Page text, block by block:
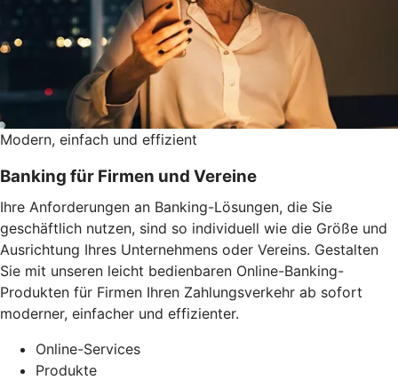
Modern, einfach und effizient
Banking für Firmen und Vereine
Ihre Anforderungen an Banking-Lösungen, die Sie
geschäftlich nutzen, sind so individuell wie die Größe und
Ausrichtung Ihres Unternehmens oder Vereins. Gestalten
Sie mit unseren leicht bedienbaren Online-Banking-
Produkten für Firmen Ihren Zahlungsverkehr ab sofort
moderner, einfacher und effizienter.
Online-Services
Produkte